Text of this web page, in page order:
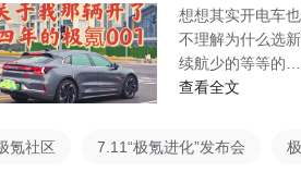
想想其实开电车
不理解为什么选
续航少的等等的
些年
查看全文
氪社区 7.11“极氪进化”发布会